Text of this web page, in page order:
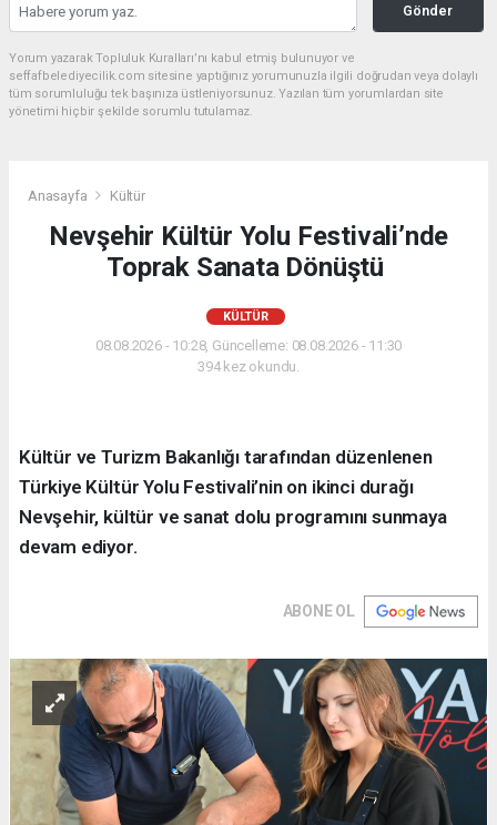
Gönder
Yorum yazarak Topluluk Kuralları’nı kabul etmiş bulunuyor ve
seffafbelediyecilik.com sitesine yaptığınız yorumunuzla ilgili doğrudan veya dolaylı
tüm sorumluluğu tek başınıza üstleniyorsunuz. Yazılan tüm yorumlardan site
yönetimi hiçbir şekilde sorumlu tutulamaz.
Anasayfa Kültür
Nevşehir Kültür Yolu Festivali’nde
Toprak Sanata Dönüştü
KÜLTÜR
08.08.2026 - 10:28, Güncelleme: 08.08.2026 - 11:30
394 kez okundu.
Kültür ve Turizm Bakanlığı tarafından düzenlenen
Türkiye Kültür Yolu Festivali’nin on ikinci durağı
Nevşehir, kültür ve sanat dolu programını sunmaya
devam ediyor.
ABONE OL